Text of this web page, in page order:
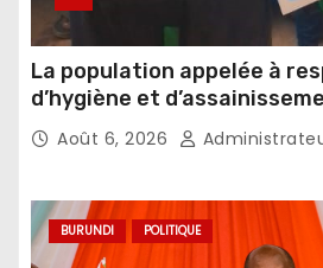
La population appelée à
d’hygiène et
Août 6, 2026
BURUNDI POLITIQUE